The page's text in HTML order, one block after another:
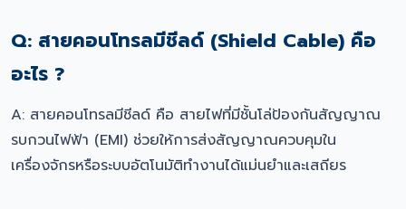
Q: สายคอนโทรลมีชีลด์ (Shield Cable) คือ
อะไร ?
A: สายคอนโทรลมีชีลด์ คือ สายไฟที่มีชั้นโล่ป้องกันสัญญาณ
รบกวนไฟฟ้า (EMI) ช่วยให้การส่งสัญญาณควบคุมใน
เครื่องจักรหรือระบบอัตโนมัติทำงานได้แม่นยำและเสถียร